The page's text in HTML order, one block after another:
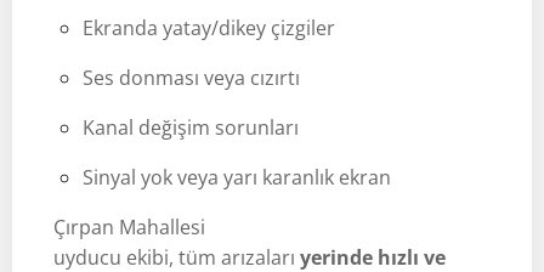
Ekranda yatay/dikey çizgiler
Ses donması veya cızırtı
Kanal değişim sorunları
Sinyal yok veya yarı karanlık ekran
Çırpan Mahallesi
uyducu ekibi, tüm arızaları yerinde hızlı ve